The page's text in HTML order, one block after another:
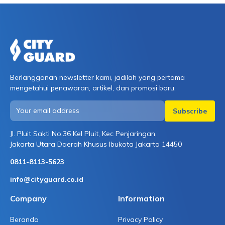
Berlangganan newsletter kami, jadilah yang pertama
mengetahui penawaran, artikel, dan promosi baru.
Jl. Pluit Sakti No.36 Kel Pluit, Kec Penjaringan,
Jakarta Utara Daerah Khusus Ibukota Jakarta 14450
0811-8113-5623
info@cityguard.co.id
Company
Beranda
Information
Privacy Policy